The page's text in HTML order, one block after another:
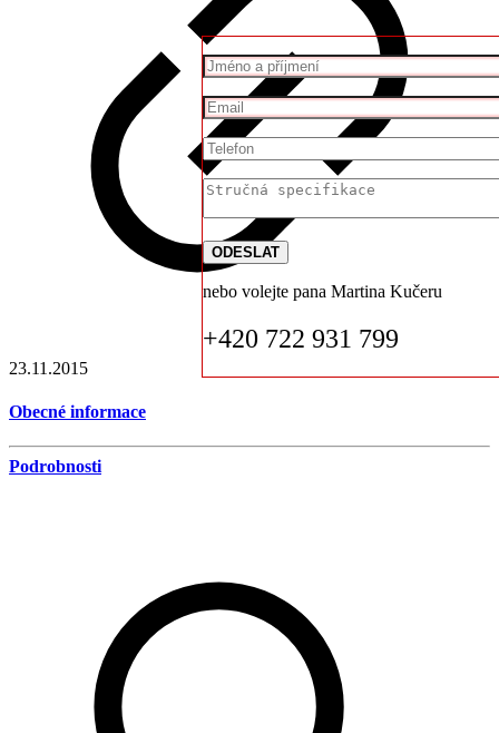
23.11.2015
Obecné informace
Podrobnosti
nebo volejte pana Martina Kučeru
+420 722 931 799